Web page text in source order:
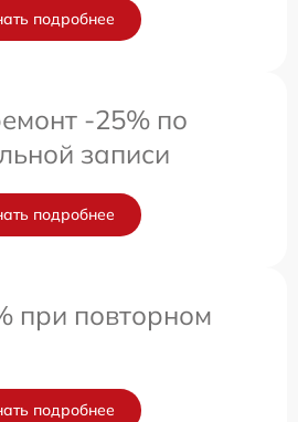
подробнее
-25% по
записи
подробнее
при повторном
подробнее